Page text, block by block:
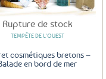
Rupture de stock
TEMPÊTE DE L'OUEST
cosmétiques bretons –
en bord de mer